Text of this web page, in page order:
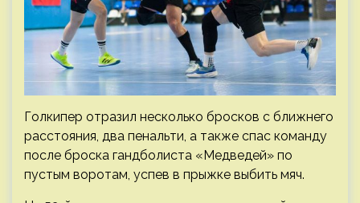
Голкипер отразил несколько бросков с ближнего
расстояния, два пенальти, а также спас команду
после броска гандболиста «Медведей» по
пустым воротам, успев в прыжке выбить мяч.